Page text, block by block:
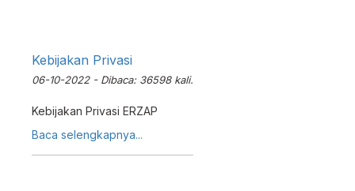
Kebijakan Privasi
06-10-2022 - Dibaca: 36598 kali.
Kebijakan Privasi ERZAP
Baca selengkapnya...